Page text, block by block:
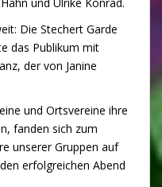
Die Stechert Garde
das Publikum mit
der von Janine
und Ortsvereine ihre
fanden sich zum
unserer Gruppen auf
erfolgreichen Abend